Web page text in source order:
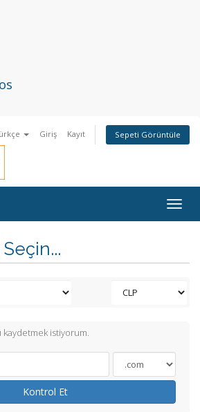
Giriş Kayıt Sepeti Görüntüle
Seçin...
kaydetmek istiyorum.
Kontrol Et